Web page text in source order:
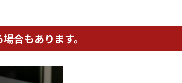
合もあります。